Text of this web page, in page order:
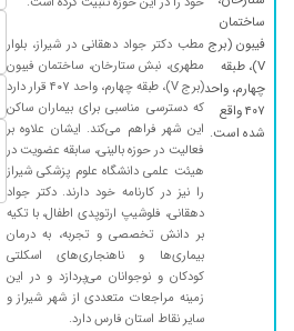
ساختمان
فیبون (برج
V)، طبقه
چهارم، واحد
۴۰۷ واقع
شده است.
مطب دکتر جواد دهقانی در شیراز، بلوار
مطهری، نبش ستارخان، ساختمان فیبون
(برج V)، طبقه چهارم، واحد ۴۰۷ قرار دارد
که دسترسی مناسبی برای بیماران ساکن
این شهر فراهم می‌کند. ایشان علاوه بر
فعالیت در حوزه بالینی، سابقه عضویت در
هیئت علمی دانشگاه علوم پزشکی شیراز
را نیز در کارنامه خود دارند. دکتر جواد
دهقانی، فلوشیپ ارتوپدی اطفال، با تکیه
بر دانش تخصصی و تجربه، به درمان
بیماری‌ها و ناهنجاری‌های اسکلتی
کودکان و نوجوانان می‌پردازد و در این
زمینه مراجعات متعددی از شهر شیراز و
سایر نقاط استان فارس دارد.